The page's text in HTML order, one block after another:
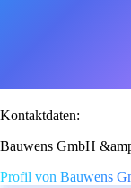
Kontaktdaten:
Bauwens GmbH
Profil von Bauwens